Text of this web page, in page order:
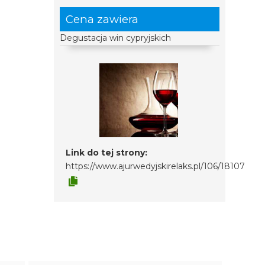
Cena zawiera
Degustacja win cypryjskich
Link do tej strony:
https://www.ajurwedyjskirelaks.pl/106/18107